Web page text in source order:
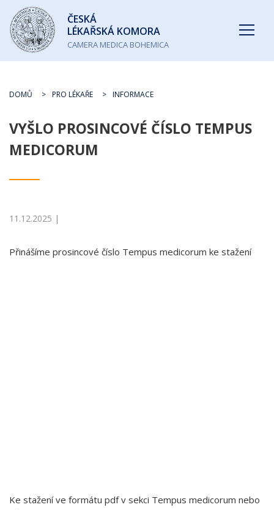
Česká
lékařská
komora
ČESKÁ
LÉKAŘSKÁ KOMORA
CAMERA MEDICA BOHEMICA
DOMŮ PRO LÉKAŘE INFORMACE
VYŠLO PROSINCOVÉ ČÍSLO TEMPUS
MEDICORUM
11.12.2025 |
Přinášíme prosincové číslo Tempus medicorum ke stažení
Ke stažení ve formátu pdf v sekci Tempus medicorum nebo